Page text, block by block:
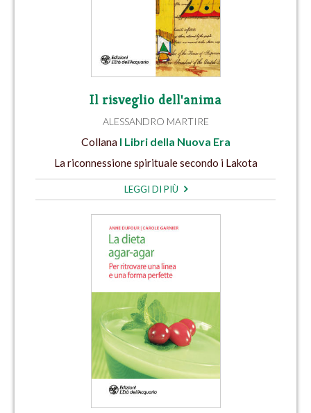
Il risveglio dell'anima
ALESSANDRO MARTIRE
Collana I Libri della Nuova Era
La riconnessione spirituale secondo i Lakota
LEGGI DI PIÙ